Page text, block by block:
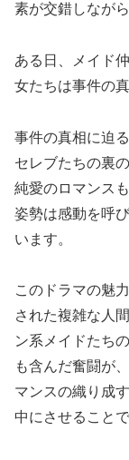
素が交錯しなが
ある日、メイド
女たちは事件の
事件の真相に迫
セレブたちの裏
純愛のロマンス
姿勢は感動を呼
います。
このドラマの魅
された複雑な人
ン系メイドたち
も含んだ奮闘が
マンスの織り成
中にさせることで